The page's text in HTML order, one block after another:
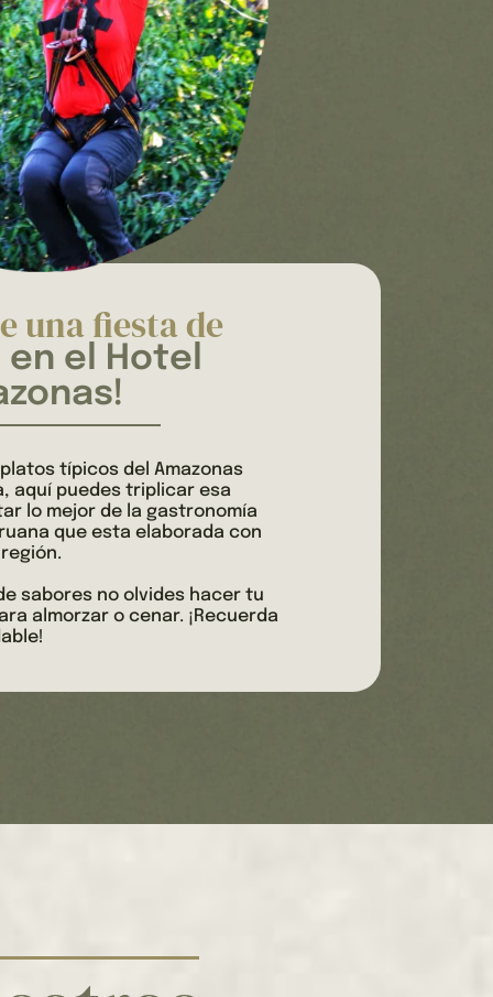
una fiesta de
el Hotel
típicos del Amazonas
aquí puedes triplicar esa
lo mejor de la gastronomía
que esta elaborada con
sabores no olvides hacer tu
almorzar o cenar. ¡Recuerda